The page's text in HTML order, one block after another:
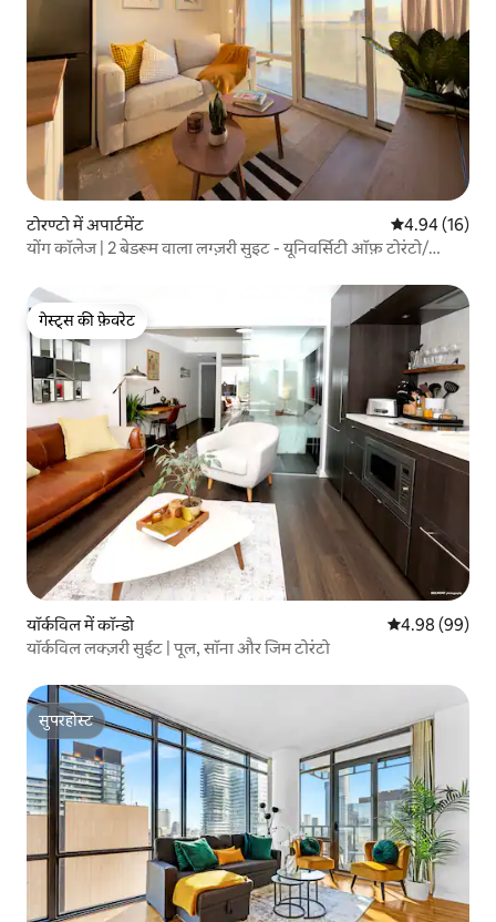
टोरण्टो में अपार्टमेंट औसत रेटिंग 5 में
4.94 (16)
योंग कॉलेज | 2 बेडरूम वाला लग्ज़री सुइट - यूनिवर्सिटी ऑफ़ टोरंटो/
गेस्ट्स की फ़ेवरेट
गेस्ट्स की फ़ेवरेट
यॉर्कविल में कॉन्डो औसत रेटिंग 5 में
4.98 (99)
यॉर्कविल लक्ज़री सुईट | पूल, सॉना और जिम टोरंटो
सुपरहोस्ट
सुपरहोस्ट